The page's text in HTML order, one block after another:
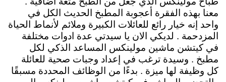
معنا بهذه الفقرة أعجوبة المطبخ الحديث الكل في
واحد إنه خيار رائع للعائلات الكبيرة وملائم لأنماط الحياة
المزدحمة . لديكي الان يا سيدتي عدة ادوات مختلفة
في كيتشن ماشين مولينكس المساعد الذكي لكل
مطبخ . وسيدة ترغب في إعداد وجبات صحية للعائلة
كل وظيفة لها ميزة . بدءًا من الوظائف المحددة مسبقًا